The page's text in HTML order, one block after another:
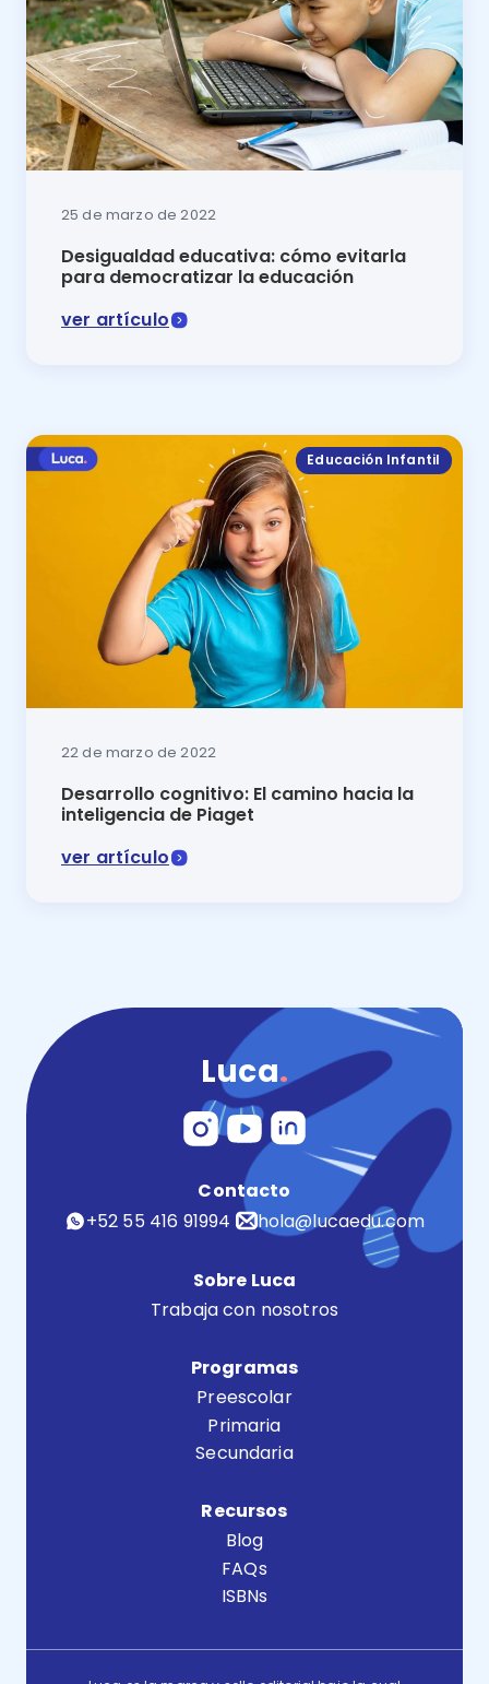
25 de marzo de 2022
Desigualdad educativa: cómo evitarla
para democratizar la educación
ver artículo
Educación Infantil
22 de marzo de 2022
Desarrollo cognitivo: El camino hacia la
inteligencia de Piaget
ver artículo
Luca.
Contacto
+52 55 416 91994
hola@lucaedu.com
Sobre Luca
Trabaja con nosotros
Programas
Preescolar
Primaria
Secundaria
Recursos
Blog
FAQs
ISBNs